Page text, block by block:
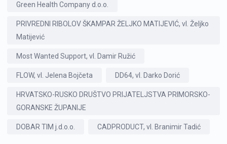
Green Health Company d.o.o.
PRIVREDNI RIBOLOV ŠKAMPAR ŽELJKO MATIJEVIĆ, vl. Željko
Matijević
Most Wanted Support, vl. Damir Ružić
FLOW, vl. Jelena Bojčeta DD64, vl. Darko Dorić
HRVATSKO-RUSKO DRUŠTVO PRIJATELJSTVA PRIMORSKO-
GORANSKE ŽUPANIJE
DOBAR TIM j.d.o.o. CADPRODUCT, vl. Branimir Tadić